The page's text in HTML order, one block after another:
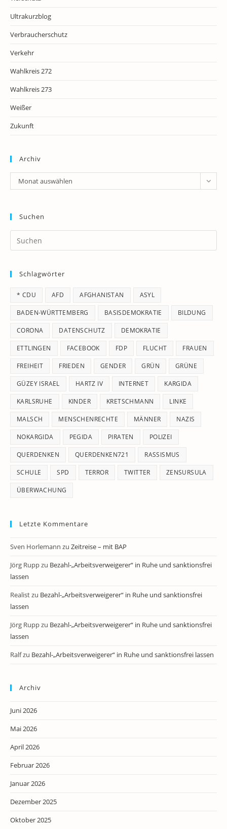
Ultrakurzblog
Verbraucherschutz
Verkehr
Wahlkreis 272
Wahlkreis 273
Weißer
Zukunft
Archiv
Archiv
Monat auswählen
Suchen
Schlagwörter
* CDU AFD AFGHANISTAN ASYL
BADEN-WÜRTTEMBERG BASISDEMOKRATIE BILDUNG
CORONA DATENSCHUTZ DEMOKRATIE
ETTLINGEN FACEBOOK FDP FLUCHT FRAUEN
FREIHEIT FRIEDEN GENDER GRÜN GRÜNE
GÜZEY ISRAEL HARTZ IV INTERNET KARGIDA
KARLSRUHE KINDER KRETSCHMANN LINKE
MALSCH MENSCHENRECHTE MÄNNER NAZIS
NOKARGIDA PEGIDA PIRATEN POLIZEI
QUERDENKEN QUERDENKEN721 RASSISMUS
SCHULE SPD TERROR TWITTER ZENSURSULA
ÜBERWACHUNG
Letzte Kommentare
Sven Horlemann zu Zeitreise – mit BAP
Jörg Ruppzu Bezahl-„Arbeitsverweigerer“ in Ruhe und sanktionsfrei
lassen
Realistzu Bezahl-„Arbeitsverweigerer“ in Ruhe und sanktionsfrei
lassen
Jörg Ruppzu Bezahl-„Arbeitsverweigerer“ in Ruhe und sanktionsfrei
lassen
Ralfzu Bezahl-„Arbeitsverweigerer“ in Ruhe und sanktionsfrei lassen
Archiv
Juni 2026
Mai 2026
April 2026
Februar 2026
Januar 2026
Dezember 2025
Oktober 2025